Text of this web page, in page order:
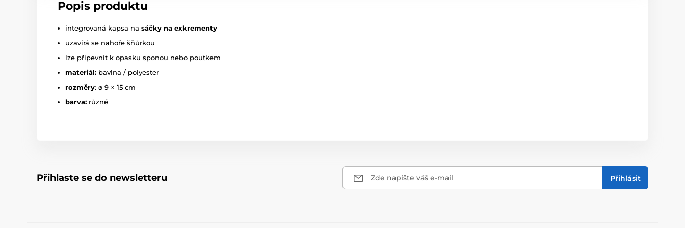
Popis produktu
integrovaná kapsa na sáčky na exkrementy
uzavírá se nahoře šňůrkou
lze připevnit k opasku sponou nebo poutkem
materiál: bavlna / polyester
rozměry: ø 9 × 15 cm
barva: různé
Přihlaste se do newsletteru Zde napište váš e-mail Přihlásit